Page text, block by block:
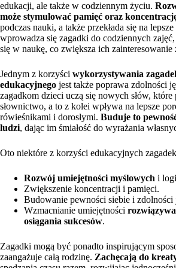
edukacji, ale także w codziennym życiu.
może stymulować pamięć oraz
podczas nauki, a także przekłada się na
wprowadza się zagadki do codziennych
się w naukę, co zwiększa ich
Jednym z korzyści wykorzystywania
edukacyjnego jest także poprawa zdolności
zagadkom dzieci uczą się nowych słów, które
słownictwo, a to z kolei wpływa na lepsze
rówieśnikami i dorosłymi. Buduje to
ludzi, dając im śmiałość do wyrażania
Oto niektóre z korzyści edukacyjnych
Rozwój umiejętności myślowych i
Zwiększenie koncentracji i pamięci.
Budowanie pewności siebie i
Wzmacnianie umiejętności
osiągania sukcesów.
Zagadki mogą być ponadto inspirującym
zaangażuje całą rodzinę. Zachęcają do